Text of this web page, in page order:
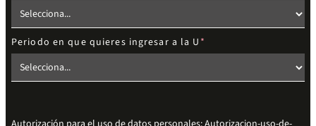
Periodo en que quieres ingresar a la U